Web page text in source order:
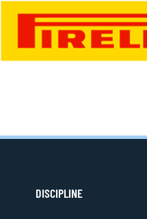
DISCIPLINE